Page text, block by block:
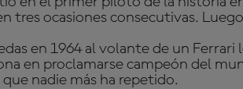
tres ocasiones consecutivas.
en 1964 al volante de un Ferrari
en proclamarse campeón del
nadie más ha repetido.